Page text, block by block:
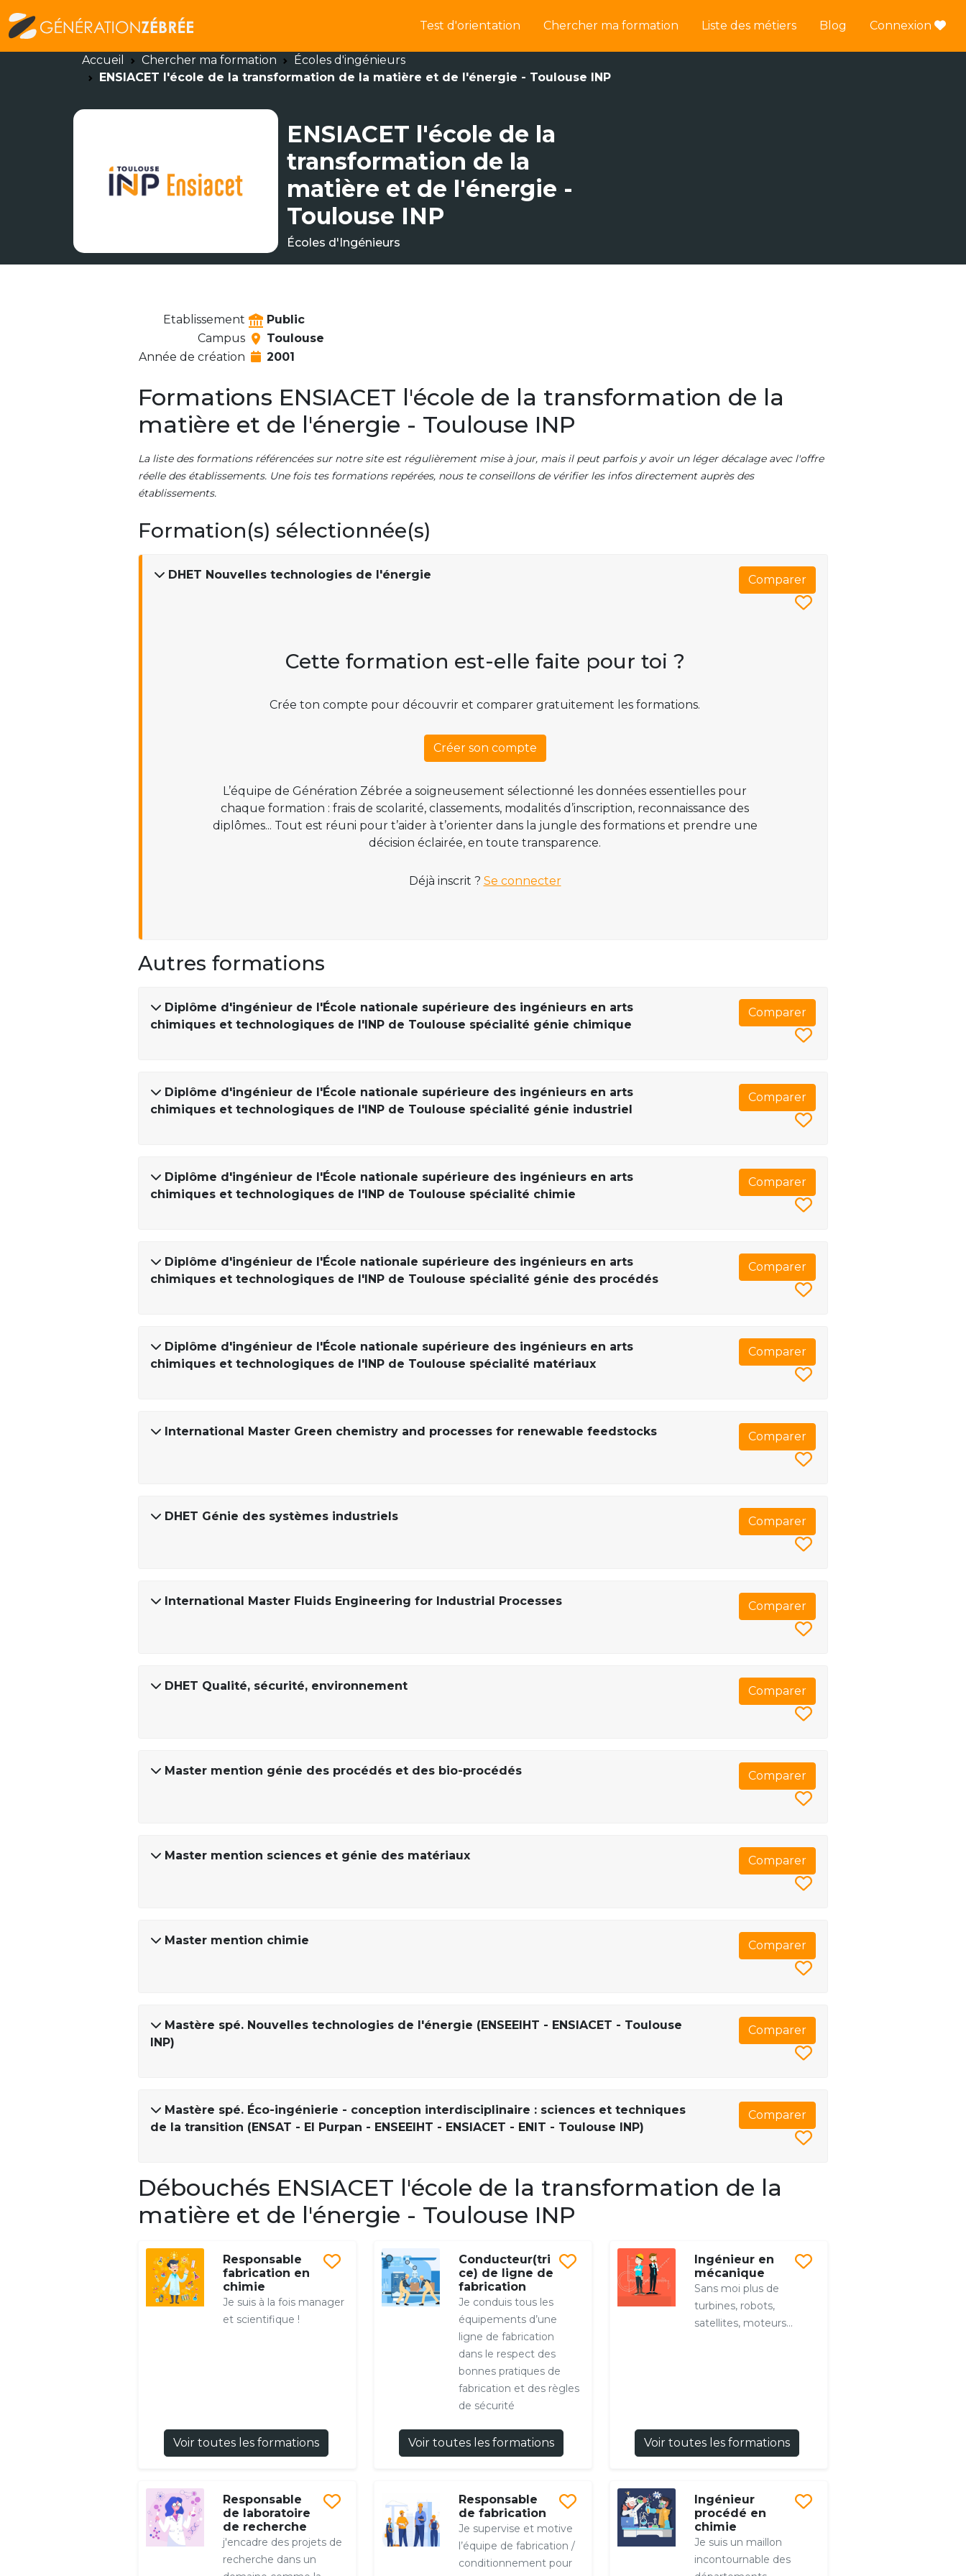
Test d'orientation Chercher ma formation Liste des métiers Blog Connexion
Accueil Chercher ma formation
Écoles d'ingénieurs
ENSIACET l'école de la transformation de la matière et de l'énergie - Toulouse INP
ENSIACET l'école de la
transformation de la
matière et de l'énergie -
Toulouse INP
Écoles d'Ingénieurs
Etablissement
Public
Campus
Toulouse
Année de création
2001
Formations ENSIACET l'école de la transformation de la
matière et de l'énergie - Toulouse INP
La liste des formations référencées sur notre site est régulièrement mise à jour, mais il peut parfois y avoir un léger décalage avec l'offre
réelle des établissements. Une fois tes formations repérées, nous te conseillons de vérifier les infos directement auprès des
établissements.
Formation(s) sélectionnée(s)
DHET Nouvelles technologies de l'énergie Comparer
Cette formation est-elle faite pour toi ?
Crée ton compte pour découvrir et comparer gratuitement les formations.
Créer son compte
L’équipe de Génération Zébrée a soigneusement sélectionné les données essentielles pour
chaque formation : frais de scolarité, classements, modalités d’inscription, reconnaissance des
diplômes... Tout est réuni pour t’aider à t’orienter dans la jungle des formations et prendre une
décision éclairée, en toute transparence.
Déjà inscrit ? Se connecter
Autres formations
Diplôme d'ingénieur de l'École nationale supérieure des ingénieurs en arts
chimiques et technologiques de l'INP de Toulouse spécialité génie chimique
Comparer
Diplôme d'ingénieur de l'École nationale supérieure des ingénieurs en arts
chimiques et technologiques de l'INP de Toulouse spécialité génie industriel
Comparer
Diplôme d'ingénieur de l'École nationale supérieure des ingénieurs en arts
chimiques et technologiques de l'INP de Toulouse spécialité chimie
Comparer
Diplôme d'ingénieur de l'École nationale supérieure des ingénieurs en arts
chimiques et technologiques de l'INP de Toulouse spécialité génie des procédés
Comparer
Diplôme d'ingénieur de l'École nationale supérieure des ingénieurs en arts
chimiques et technologiques de l'INP de Toulouse spécialité matériaux
Comparer
International Master Green chemistry and processes for renewable feedstocks Comparer
DHET Génie des systèmes industriels Comparer
International Master Fluids Engineering for Industrial Processes Comparer
DHET Qualité, sécurité, environnement Comparer
Master mention génie des procédés et des bio-procédés Comparer
Master mention sciences et génie des matériaux Comparer
Master mention chimie Comparer
Mastère spé. Nouvelles technologies de l'énergie (ENSEEIHT - ENSIACET - Toulouse
INP)
Comparer
Mastère spé. Éco-ingénierie - conception interdisciplinaire : sciences et techniques
de la transition (ENSAT - EI Purpan - ENSEEIHT - ENSIACET - ENIT - Toulouse INP)
Comparer
Débouchés ENSIACET l'école de la transformation de la
matière et de l'énergie - Toulouse INP
Responsable
fabrication en
chimie
Je suis à la fois manager
et scientifique !
Voir toutes les formations
Conducteur(tri
ce) de ligne de
fabrication
Je conduis tous les
équipements d’une
ligne de fabrication
dans le respect des
bonnes pratiques de
fabrication et des règles
de sécurité
Voir toutes les formations
Ingénieur en
mécanique
Sans moi plus de
turbines, robots,
satellites, moteurs...
Voir toutes les formations
Responsable
de laboratoire
de recherche
j'encadre des projets de
recherche dans un
Responsable
de fabrication
Je supervise et motive
l’équipe de fabrication /
conditionnement pour
Ingénieur
procédé en
chimie
Je suis un maillon
incontournable des